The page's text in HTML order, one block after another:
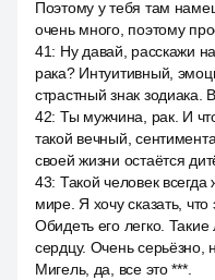
Поэтому у тебя там
очень много, поэтому
41: Ну давай, расскажи
рака? Интуитивный,
страстный знак
42: Ты мужчина, рак. И
такой вечный,
своей жизни остаётся
43: Такой человек
мире. Я хочу сказать,
Обидеть его легко.
сердцу. Очень серьёзно,
Мигель, да, все это ***.